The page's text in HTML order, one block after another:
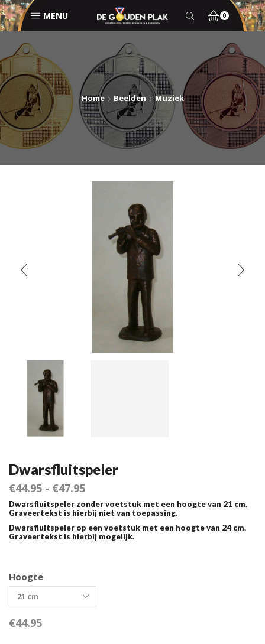
MENU 0
Home Beelden Muziek
Dwarsfluitspeler
€44.95 - €47.95
Dwarsfluitspeler zonder voetstuk met een hoogte van 21 cm.
Graveertekst is hierbij niet van toepassing.
Dwarsfluitspeler op een voetstuk met een hoogte van 24 cm.
Graveertekst is hierbij mogelijk.
Hoogte
€44.95